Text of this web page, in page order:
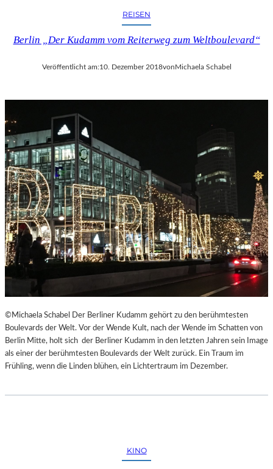
REISEN
Berlin „Der Kudamm vom Reiterweg zum Weltboulevard“
Veröffentlicht am:10. Dezember 2018vonMichaela Schabel
©Michaela Schabel Der Berliner Kudamm gehört zu den berühmtesten
Boulevards der Welt. Vor der Wende Kult, nach der Wende im Schatten von
Berlin Mitte, holt sich der Berliner Kudamm in den letzten Jahren sein Image
als einer der berühmtesten Boulevards der Welt zurück. Ein Traum im
Frühling, wenn die Linden blühen, ein Lichtertraum im Dezember.
KINO